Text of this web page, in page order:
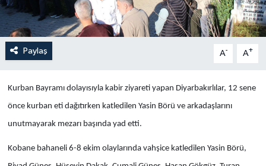
Paylaş A- A+
Kurban Bayramı dolayısıyla kabir ziyareti yapan Diyarbakırlılar, 12 sene
önce kurban eti dağıtırken katledilen Yasin Börü ve arkadaşlarını
unutmayarak mezarı başında yad etti.
Kobane bahaneli 6-8 ekim olaylarında vahşice katledilen Yasin Börü,
Eği̇ti̇m